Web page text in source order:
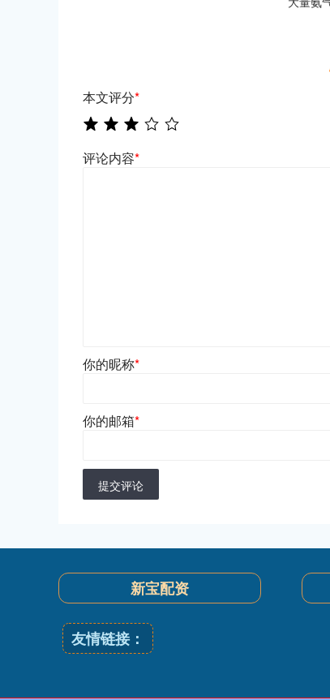
本文评分*
评论内容*
你的昵称*
你的邮箱*
提交评论
新宝配资
友情链接：